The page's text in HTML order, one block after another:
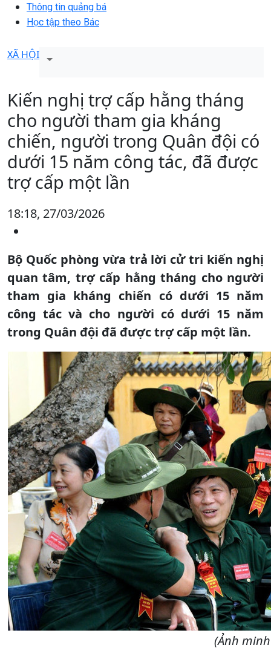
Thông tin quảng bá
Học tập theo Bác
XÃ HỘI
Kiến nghị trợ cấp hằng tháng
cho người tham gia kháng
chiến, người trong Quân đội có
dưới 15 năm công tác, đã được
trợ cấp một lần
18:18, 27/03/2026
Bộ Quốc phòng vừa trả lời cử tri kiến nghị
quan tâm, trợ cấp hằng tháng cho người
tham gia kháng chiến có dưới 15 năm
công tác và cho người có dưới 15 năm
trong Quân đội đã được trợ cấp một lần.
(Ảnh